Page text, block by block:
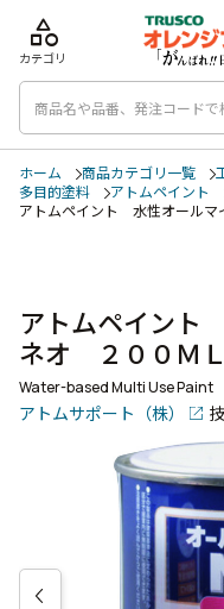
category
カテゴリ
ホーム 商品カテゴリ一覧
多目的塗料
アトムペイント
アトムペイント 水性オール
アトムペイント
ネオ ２００Ｍ
Water-based Multi Use Paint
アトムサポート（株）